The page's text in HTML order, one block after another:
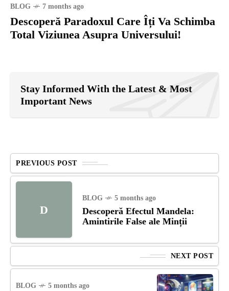
BLOG 7 months ago
Descoperă Paradoxul Care Îți Va Schimba
Total Viziunea Asupra Universului!
Stay Informed With the Latest & Most
Important News
PREVIOUS POST
D
BLOG 5 months ago
Descoperă Efectul Mandela:
Amintirile False ale Minții
NEXT POST
BLOG 5 months ago